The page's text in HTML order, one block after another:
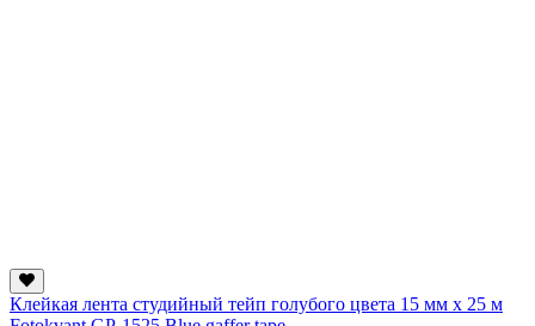
Клейкая лента студийный тейп голубого цвета 15 мм х 25 м